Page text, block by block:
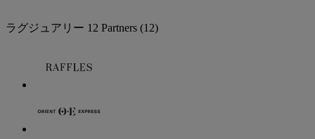
ラグジュアリー 12 Partners (12)